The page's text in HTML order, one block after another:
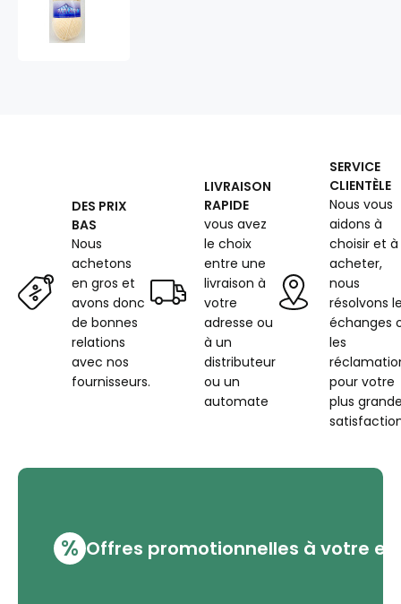
DES PRIX
BAS
Nous
achetons
en gros et
avons donc
de bonnes
relations
avec nos
fournisseurs.
LIVRAISON
RAPIDE
vous avez
le choix
entre une
livraison à
votre
adresse ou
à un
distributeur
ou un
automate
SERVICE
CLIENTÈLE
Nous vous
aidons à
choisir et à
acheter,
nous
résolvons
échanges
les
pour votre
plus
% Offres promotionnelles à votre